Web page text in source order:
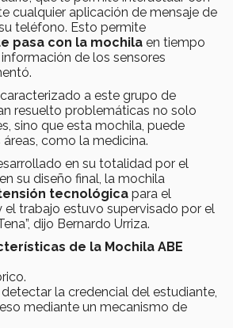
cualquier aplicación de mensaje de
teléfono. Esto permite
pasa con la mochila en tiempo
de los sensores
a este grupo de
resuelto problemáticas no solo
sino que esta mochila, puede
como la medicina.
en su totalidad por el
su diseño final, la mochila
tecnológica para el
trabajo estuvo supervisado por el
dijo Bernardo Urriza.
de la Mochila ABE
la credencial del estudiante,
mediante un mecanismo de